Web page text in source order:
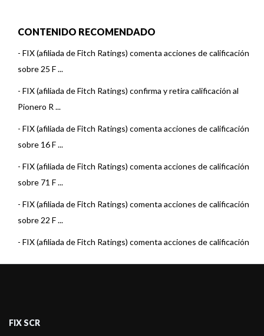
CONTENIDO RECOMENDADO
- FIX (afiliada de Fitch Ratings) comenta acciones de calificación
sobre 25 F ...
- FIX (afiliada de Fitch Ratings) confirma y retira calificación al
Pionero R ...
- FIX (afiliada de Fitch Ratings) comenta acciones de calificación
sobre 16 F ...
- FIX (afiliada de Fitch Ratings) comenta acciones de calificación
sobre 71 F ...
- FIX (afiliada de Fitch Ratings) comenta acciones de calificación
sobre 22 F ...
- FIX (afiliada de Fitch Ratings) comenta acciones de calificación
- FIX (afiliada de Fitch Ratings) comenta acciones de calificación
FIX SCR